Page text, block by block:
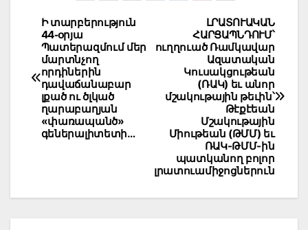
Post
navigation
ԼՐԱՏՈՒԱԿԱՆ
ՀԱՐՑԱՊՆԴՈՒՄ՝
ուղղուած Ռամկավար
Ազատական
Կուսակցութեան
(ՌԱԿ) եւ անոր
մշակութային թեւին՝
Թէքէեան
Մշակութային
Միութեան (ԹՄՄ) եւ
ՌԱԿ-ԹՄՄ-ին
պատկանող բոլոր
լրատուամիջոցներուն
Ի տարբերություն
44֊օրյա
Պատերազմում մեր
մարտնչող
որդիներին
դավաճանաբար
լքած ու ծլկած
ղարաբաղյան
«փառապանծ»
գեներալիտետի…